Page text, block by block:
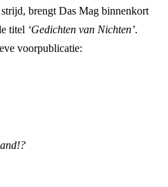
brengt Das Mag binnenkort
titel ‘Gedichten van Nichten’.
voorpublicatie: